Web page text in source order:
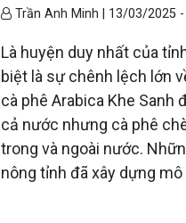
Trần Anh Minh | 13/03/2025 -
Là huyện duy nhất của
biệt là sự chênh lệch lớn
cà phê Arabica Khe
cả nước nhưng cà phê
trong và ngoài nước.
nông tỉnh đã xây dựng